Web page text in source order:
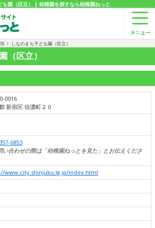
も園（区立） | 幼稚園を探すなら幼稚園ねっと
しなのまち子ども園（区立）
（区立）
0016
新宿区 信濃町２０
6853
い合わせの際は「幼稚園ねっとを見た」とお伝えくださ
www.city.shinjuku.lg.jp/index.html